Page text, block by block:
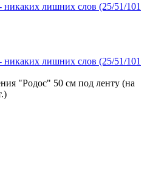
никаких лишних слов (25/51/101
никаких лишних слов (25/51/101
"Родос" 50 см под ленту (на